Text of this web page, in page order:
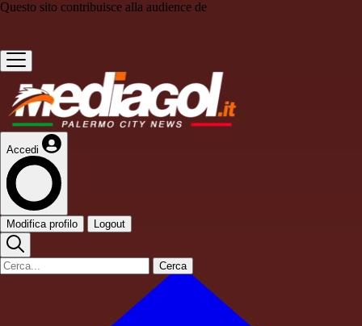
Questo sito contribuisce alla audience de
Accedi
Modifica profilo Logout
Cerca